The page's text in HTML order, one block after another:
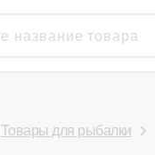
Товары для рыбалки